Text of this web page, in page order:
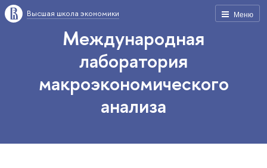
Меню
Высшая школа экономики
Международная
лаборатория
макроэкономического
анализа